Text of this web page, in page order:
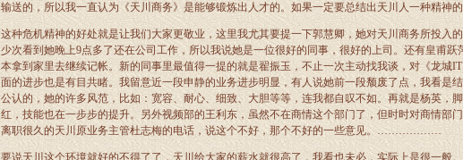
输送的，所以我一直认为《天川商务》是能够锻炼出人才的。如果一定要总结出天川人一种精神
这种危机精神的好处就是让我们大家更敬业，这里我尤其要提一下郭慧卿，她对天川商务所投入
少次看到她晚上9点多了还在公司工作，所以我说她是一位很好的同事，很好的上司。还有皇甫
本拿到家里去继续记帐。新的同事里最值得一提的就是翟振玉，不止一次主动找我谈，对《龙城IT
面的进步也是有目共睹。我留意近一段申静的业务进步明显，有人说她前一段颓废了点，我看是
公认的，她的许多风范，比如：宽容、耐心、细致、大胆等等，连我都自叹不如。再就是杨英，
红，技能也在一步步的提升。另外视频部的王利东，虽然不在商情这个部门了，但时时对商情部
离职很久的天川原业务主管杜志梅的电话，说这个不好，那个不好的一些意见。………………
要说天川这个环境就好的不得了了，天川给大家的薪水就很高了，我看也未必，实际上是很一般